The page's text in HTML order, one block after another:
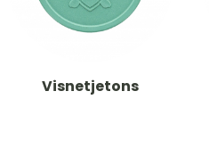
Visnetjetons